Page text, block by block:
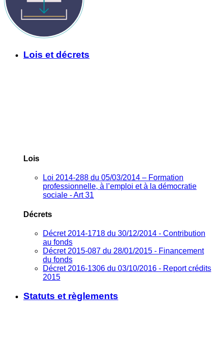
Lois et décrets
Lois
Loi 2014-288 du 05/03/2014 – Formation
professionnelle, à l’emploi et à la démocratie
sociale - Art 31
Décrets
Décret 2014-1718 du 30/12/2014 - Contribution
au fonds
Décret 2015-087 du 28/01/2015 - Financement
du fonds
Décret 2016-1306 du 03/10/2016 - Report crédits
2015
Statuts et règlements